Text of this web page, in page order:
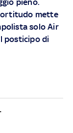
mette
solo Air
posticipo di